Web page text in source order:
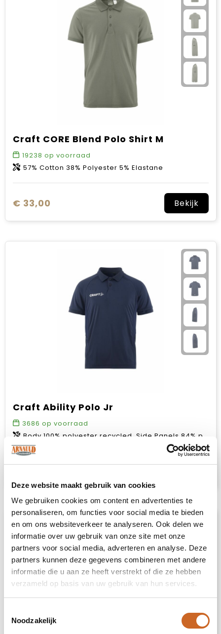
Deze website maakt gebruik van cookies
We gebruiken cookies om content en advertenties te
personaliseren, om functies voor social media te bieden
en om ons websiteverkeer te analyseren. Ook delen we
informatie over uw gebruik van onze site met onze
partners voor social media, adverteren en analyse. Deze
partners kunnen deze gegevens combineren met andere
informatie die u aan ze heeft verstrekt of die ze hebben
verzameld op basis van uw gebruik van hun services.
Noodzakelijk
Craft CORE Blend Polo Shirt M
19238 op voorraad
57% Cotton 38% Polyester 5% Elastane
€ 33,00 Bekijk
Craft Ability Polo Jr
3686 op voorraad
Body 100% polyester recycled. Side Panels 84% polyester recycled 6% polyester 10% elastane.